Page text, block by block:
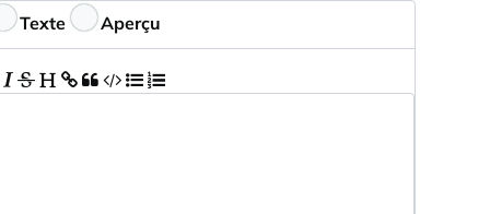
Texte Aperçu